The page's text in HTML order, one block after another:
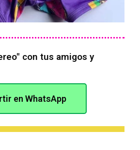
con tus amigos y
en WhatsApp